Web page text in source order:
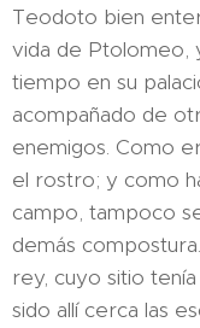
Teodoto bien
vida de Ptolomeo,
tiempo en su
acompañado de
enemigos. Como
el rostro; y como
campo, tampoco
demás
rey, cuyo sitio
sido allí cerca las